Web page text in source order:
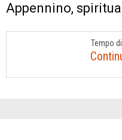
Appennino,
Tempo